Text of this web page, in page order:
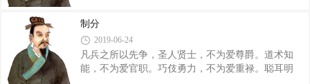
败，人主之任也。论功劳，行赏罚，不敢蔽贤有私
行，用货财供给军之求索，使百吏肃敬，不敢解怠行
邪
上杀不辜，则道正者不安；上失有皋，则行邪者不
变。道正者不安，则才能之人去亡；行邪者不变，则
群臣朋党；才能之人去亡，则宜有外难，群臣朋党，
则宜有内乱。故曰猛毅者伐，懦弱者杀也。 君之
所以卑尊，国之所以安危者，莫要于兵。故诛暴国必
制分
2019-06-24
凡兵之所以先争，圣人贤士，不为爱尊爵。道术知
能，不为爱官职。巧伎勇力，不为爱重禄。聪耳明